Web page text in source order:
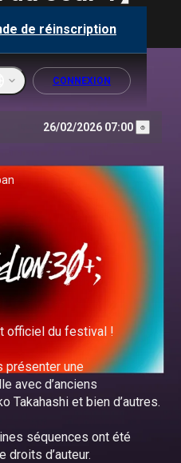
de réinscription
English
ภาษาไทย
繁體中文
Bahasa
Indonesi
Français
Deutsch
Italiano
Español
CONNEXION
HD
26/02/2026 07:00
officiel du festival !
présenter une
avec d’anciens
Takahashi et bien d’autres.
séquences ont été
droits d’auteur.